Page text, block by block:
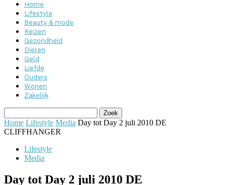
Home
Lifestyle
Beauty & mode
Reizen
Gezondheid
Dieren
Geld
Liefde
Ouders
Wonen
Zakelijk
Home Lifestyle Media Day tot Day 2 juli 2010 DE
CLIFFHANGER
Lifestyle
Media
Day tot Day 2 juli 2010 DE